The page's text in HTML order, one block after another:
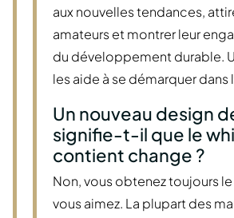
aux nouvelles tendances,
amateurs et montrer leur
du développement durable.
les aide à se démarquer
Un nouveau design
signifie-t-il que le
contient change ?
Non, vous obtenez toujours
vous aimez. La plupart des